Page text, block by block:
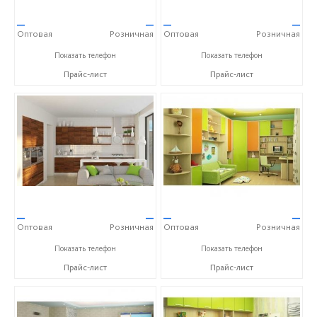
—
Оптовая
—
Розничная
+7 (903) 522-59-49
Показать телефон
Прайс-лист
—
Оптовая
—
Розничная
+7 (903) 522-59-49
Показать телефон
Прайс-лист
—
Оптовая
—
Розничная
+7 (903) 522-59-49
Показать телефон
Прайс-лист
—
Оптовая
—
Розничная
+7 (903) 522-59-49
Показать телефон
Прайс-лист